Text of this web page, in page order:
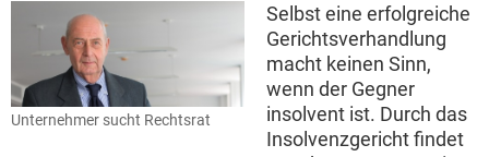
Unternehmer sucht Rechtsrat
Selbst eine erfolgreiche
Gerichtsverhandlung
macht keinen Sinn,
wenn der Gegner
insolvent ist. Durch das
Insolvenzgericht findet